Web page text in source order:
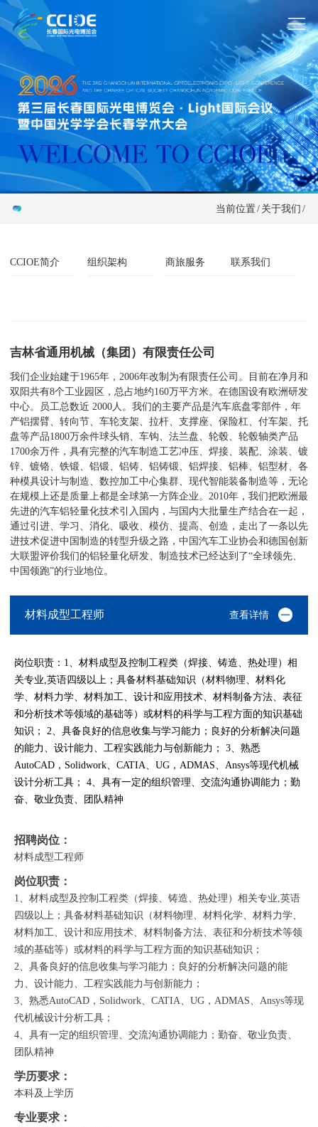
当前位置/关于我们 /
CCIOE简介 组织架构 商旅服务 联系我们
吉林省通用机械（集团）有限责任公司
我们企业始建于1965年，2006年改制为有限责任公司。目前在净月和
双阳共有8个工业园区，总占地约160万平方米。在德国设有欧洲研发
中心。员工总数近 2000人。我们的主要产品是汽车底盘零部件，年
产铝摆臂、转向节、车轮支架、拉杆、支撑座、保险杠、付车架、托
盘等产品1800万余件球头销、车钩、法兰盘、轮毂、轮毂轴类产品
1700余万件，具有完整的汽车制造工艺冲压、焊接、装配、涂装、镀
锌、镀铬、铁锻、铝锻、铝铸、铝铸锻、铝焊接、铝棒、铝型材、各
种模具设计与制造、数控加工中心集群、现代智能装备制造等，无论
在规模上还是质量上都是全球第一方阵企业。2010年，我们把欧洲最
先进的汽车铝轻量化技术引入国内，与国内大批量生产结合在一起，
通过引进、学习、消化、吸收、模仿、提高、创造，走出了一条以先
进技术促进中国制造的转型升级之路，中国汽车工业协会和德国创新
大联盟评价我们的铝轻量化研发、制造技术已经达到了“全球领先、
中国领跑”的行业地位。
材料成型工程师 查看详情
岗位职责：1、材料成型及控制工程类（焊接、铸造、热处理）相
关专业,英语四级以上；具备材料基础知识（材料物理、材料化
学、材料力学、材料加工、设计和应用技术、材料制备方法、表征
和分析技术等领域的基础等）或材料的科学与工程方面的知识基础
知识； 2、具备良好的信息收集与学习能力；良好的分析解决问题
的能力、设计能力、工程实践能力与创新能力； 3、熟悉
AutoCAD，Solidwork、CATIA、UG，ADMAS、Ansys等现代机械
设计分析工具； 4、具有一定的组织管理、交流沟通协调能力；勤
奋、敬业负责、团队精神
招聘岗位：
材料成型工程师
岗位职责：
1、材料成型及控制工程类（焊接、铸造、热处理）相关专业,英语
四级以上；具备材料基础知识（材料物理、材料化学、材料力学、
材料加工、设计和应用技术、材料制备方法、表征和分析技术等领
域的基础等）或材料的科学与工程方面的知识基础知识；
2、具备良好的信息收集与学习能力；良好的分析解决问题的能
力、设计能力、工程实践能力与创新能力；
3、熟悉AutoCAD，Solidwork、CATIA、UG，ADMAS、Ansys等现
代机械设计分析工具；
4、具有一定的组织管理、交流沟通协调能力；勤奋、敬业负责、
团队精神
学历要求：
本科及上学历
专业要求：